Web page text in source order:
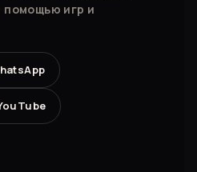
помощью игр и